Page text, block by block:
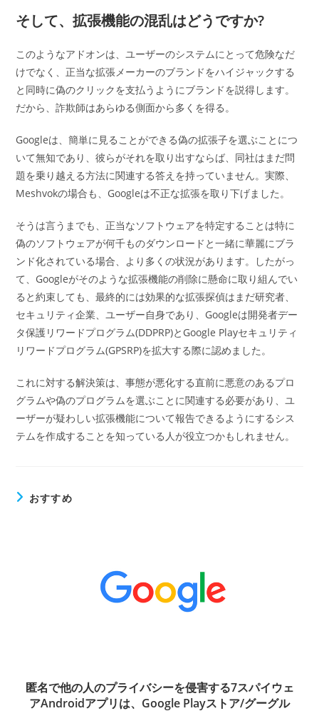
そして、拡張機能の混乱はどうですか?
このようなアドオンは、ユーザーのシステムにとって危険なだ
けでなく、正当な拡張メーカーのブランドをハイジャックする
と同時に偽のクリックを支払うようにブランドを説得します。
だから、詐欺師はあらゆる側面から多くを得る。
Googleは、簡単に見ることができる偽の拡張子を選ぶことにつ
いて無知であり、彼らがそれを取り出すならば、同社はまだ問
題を乗り越える方法に関連する答えを持っていません。実際、
Meshvokの場合も、Googleは不正な拡張を取り下げました。
そうは言うまでも、正当なソフトウェアを特定することは特に
偽のソフトウェアが何千ものダウンロードと一緒に華麗にブラ
ンド化されている場合、より多くの状況があります。したがっ
て、Googleがそのような拡張機能の削除に懸命に取り組んでい
ると約束しても、最終的には効果的な拡張探偵はまだ研究者、
セキュリティ企業、ユーザー自身であり、Googleは開発者デー
タ保護リワードプログラム(DDPRP)とGoogle Playセキュリティ
リワードプログラム(GPSRP)を拡大する際に認めました。
これに対する解決策は、事態が悪化する直前に悪意のあるプロ
グラムや偽のプログラムを選ぶことに関連する必要があり、ユ
ーザーが疑わしい拡張機能について報告できるようにするシス
テムを作成することを知っている人が役立つかもしれません。
おすすめ
匿名で他の人のプライバシーを侵害する7スパイウェ
アAndroidアプリは、Google Playストア/グーグル